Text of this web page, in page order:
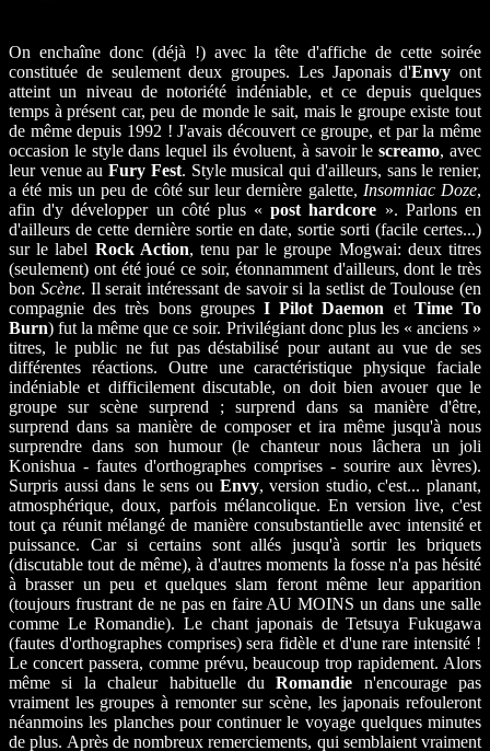
On enchaîne donc (déjà !) avec la tête d'affiche de cette soirée
constituée de seulement deux groupes. Les Japonais d'Envy ont
atteint un niveau de notoriété indéniable, et ce depuis quelques
temps à présent car, peu de monde le sait, mais le groupe existe tout
de même depuis 1992 ! J'avais découvert ce groupe, et par la même
occasion le style dans lequel ils évoluent, à savoir lescreamo, avec
leur venue auFury Fest. Style musical qui d'ailleurs, sans le renier,
a été mis un peu de côté sur leur dernière galette, Insomniac Doze,
afin d'y développer un côté plus «post hardcore ». Parlons en
d'ailleurs de cette dernière sortie en date, sortie sorti (facile certes...)
sur le label Rock Action, tenu par le groupe Mogwai: deux titres
(seulement) ont été joué ce soir, étonnamment d'ailleurs, dont le très
bon Scène. Il serait intéressant de savoir si la setlist de Toulouse (en
compagnie des très bons groupes I Pilot Daemon et Time To
Burn) fut la même que ce soir. Privilégiant donc plus les « anciens »
titres, le public ne fut pas déstabilisé pour autant au vue de ses
différentes réactions. Outre une caractéristique physique faciale
indéniable et difficilement discutable, on doit bien avouer que le
groupe sur scène surprend ; surprend dans sa manière d'être,
surprend dans sa manière de composer et ira même jusqu'à nous
surprendre dans son humour (le chanteur nous lâchera un joli
Konishua - fautes d'orthographes comprises - sourire aux lèvres).
Surpris aussi dans le sens ou Envy, version studio, c'est... planant,
atmosphérique, doux, parfois mélancolique. En version live, c'est
tout ça réunit mélangé de manière consubstantielle avec intensité et
puissance. Car si certains sont allés jusqu'à sortir les briquets
(discutable tout de même), à d'autres moments la fosse n'a pas hésité
à brasser un peu et quelques slam feront même leur apparition
(toujours frustrant de ne pas en faire AU MOINS un dans une salle
comme Le Romandie). Le chant japonais de Tetsuya Fukugawa
(fautes d'orthographes comprises) sera fidèle et d'une rare intensité !
Le concert passera, comme prévu, beaucoup trop rapidement. Alors
même si la chaleur habituelle duRomandie n'encourage pas
vraiment les groupes à remonter sur scène, les japonais refouleront
néanmoins les planches pour continuer le voyage quelques minutes
de plus. Après de nombreux remerciements, qui semblaient vraiment